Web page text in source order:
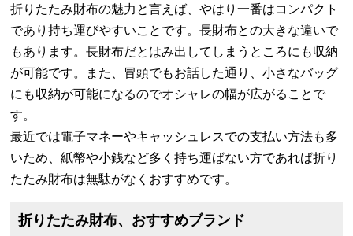
折りたたみ財布の魅力と言えば、やはり一番はコンパクト
であり持ち運びやすいことです。長財布との大きな違いで
もあります。長財布だとはみ出してしまうところにも収納
が可能です。また、冒頭でもお話した通り、小さなバッグ
にも収納が可能になるのでオシャレの幅が広がることで
す。
最近では電子マネーやキャッシュレスでの支払い方法も多
いため、紙幣や小銭など多く持ち運ばない方であれば折り
たたみ財布は無駄がなくおすすめです。
折りたたみ財布、おすすめブランド